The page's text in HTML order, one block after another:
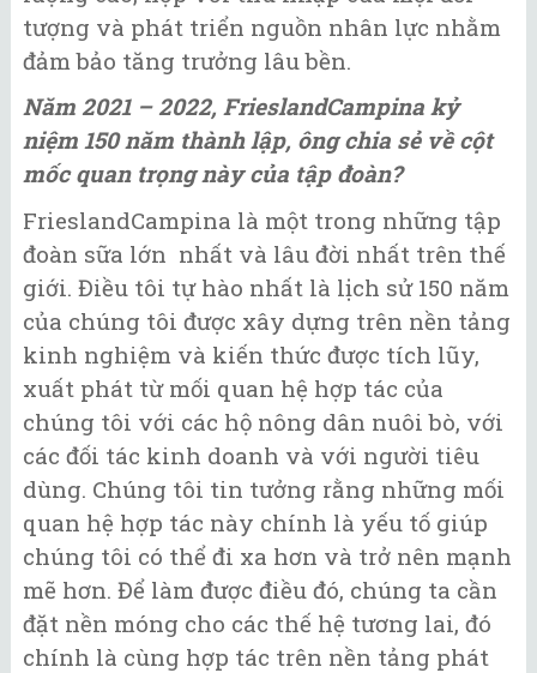
tượng và phát triển nguồn nhân lực nhằm
đảm bảo tăng trưởng lâu bền.
Năm 2021 – 2022, FrieslandCampina kỷ
niệm 150 năm thành lập, ông chia sẻ về cột
mốc quan trọng này của tập đoàn?
FrieslandCampina là một trong những tập
đoàn sữa lớn nhất và lâu đời nhất trên thế
giới. Điều tôi tự hào nhất là lịch sử 150 năm
của chúng tôi được xây dựng trên nền tảng
kinh nghiệm và kiến thức được tích lũy,
xuất phát từ mối quan hệ hợp tác của
chúng tôi với các hộ nông dân nuôi bò, với
các đối tác kinh doanh và với người tiêu
dùng. Chúng tôi tin tưởng rằng những mối
quan hệ hợp tác này chính là yếu tố giúp
chúng tôi có thể đi xa hơn và trở nên mạnh
mẽ hơn. Để làm được điều đó, chúng ta cần
đặt nền móng cho các thế hệ tương lai, đó
chính là cùng hợp tác trên nền tảng phát